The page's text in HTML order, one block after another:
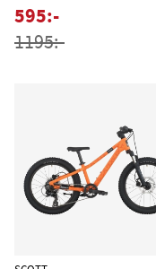
595:-
1195:-